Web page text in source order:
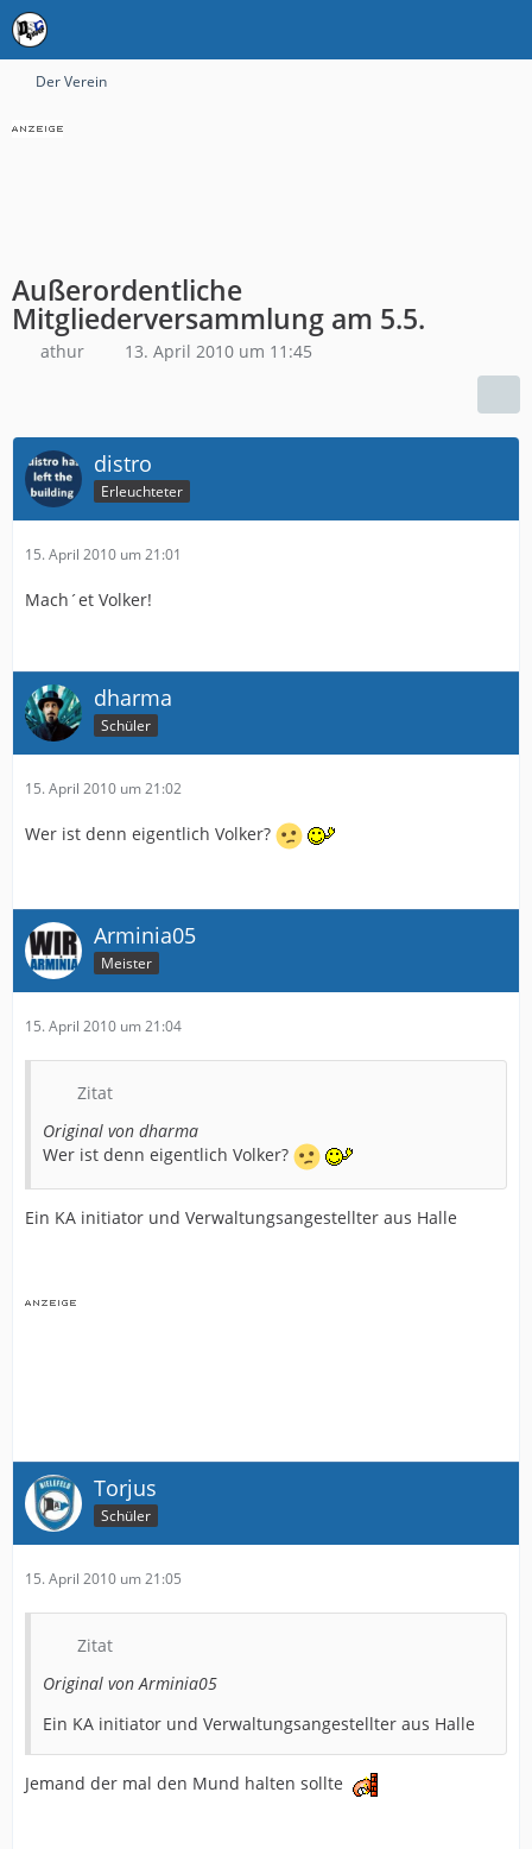
Der Verein
Außerordentliche
Mitgliederversammlung am 5.5.
athur 13. April 2010 um 11:45
distro
Erleuchteter
15. April 2010 um 21:01
Mach´et Volker!
dharma
Schüler
15. April 2010 um 21:02
Wer ist denn eigentlich Volker?
Arminia05
Meister
15. April 2010 um 21:04
Zitat
Original von dharma
Wer ist denn eigentlich Volker?
Ein KA initiator und Verwaltungsangestellter aus Halle
Torjus
Schüler
15. April 2010 um 21:05
Zitat
Original von Arminia05
Ein KA initiator und Verwaltungsangestellter aus Halle
Jemand der mal den Mund halten sollte